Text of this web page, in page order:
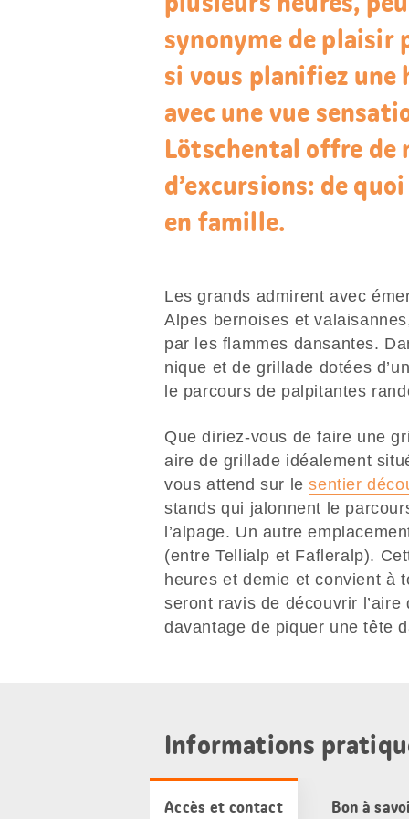
synonyme de
si vous planifiez une
avec une vue
Lötschental offre
d’excursions: de
en famille.
Les grands admirent avec
Alpes bernoises et
par les flammes dansantes.
nique et de grillade dotées
le parcours de palpitantes
Que diriez-vous de faire une
aire de grillade idéalement
vous attend sur lesentier
stands qui jalonnent le
l’alpage. Un autre
(entre Tellialp et Fafleralp).
heures et demie et convient à
seront ravis de découvrir
davantage de piquer une tête
Informations
Accès et contact Bon à